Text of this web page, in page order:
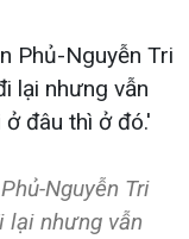
Nguyễn Tri
lại nhưng vẫn